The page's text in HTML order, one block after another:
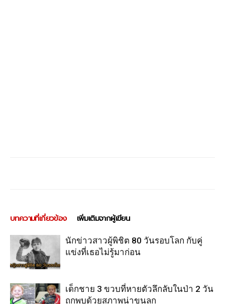
บทความที่เกี่ยวข้อง เพิ่มเติมจากผู้เขียน
นักข่าวสาวผู้พิชิต 80 วันรอบโลก กับคู่
แข่งที่เธอไม่รู้มาก่อน
เด็กชาย 3 ขวบที่หายตัวลึกลับในป่า 2 วัน
ถูกพบด้วยสภาพน่าขนลุก